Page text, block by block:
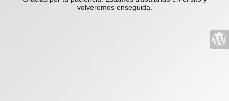
volveremos enseguida.